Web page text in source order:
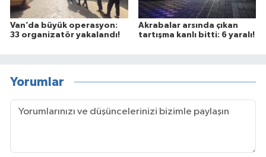
Van’da büyük operasyon:
33 organizatör yakalandı!
Akrabalar arsında çıkan
tartışma kanlı bitti: 6 yaralı!
Yorumlar